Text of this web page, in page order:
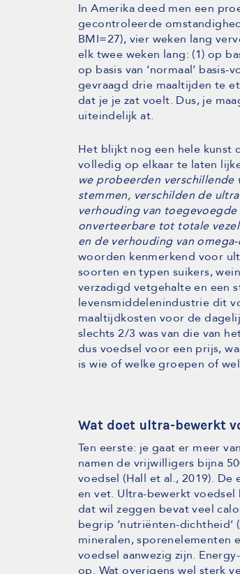
In Amerika deed men een
gecontroleerde
BMI=27), vier weken lang
elk twee weken lang: (1) op
op basis van ‘normaal’
gevraagd drie maaltijden te
dat je je zat voelt. Dus, je
uiteindelijk at.
Het blijkt nog een hele kunst
volledig op elkaar te laten
we probeerden verschillende
stemmen, verschilden de
verhouding van
onverteerbare tot totale vezel
en de verhouding van
woorden kenmerkend voor
soorten en typen suikers,
verzadigd vetgehalte en een
levensmiddelenindustrie dit
maaltijdkosten voor de
slechts 2/3 was van die van
dus voedsel voor een prijs,
is wie of welke groepen of
Wat doet ultra-bewerkt
Ten eerste: je gaat er meer
namen de vrijwilligers bijna
voedsel (Hall et al., 2019).
en vet. Ultra-bewerkt
dat wil zeggen bevat veel
begrip ‘nutriënten-dichtheid’
mineralen, sporenelementen
voedsel aanwezig zijn.
op. Wat overigens wel sterk